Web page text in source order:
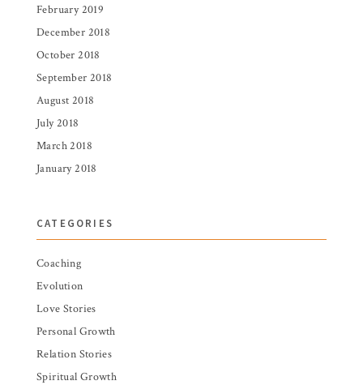
February 2019
December 2018
October 2018
September 2018
August 2018
July 2018
March 2018
January 2018
CATEGORIES
Coaching
Evolution
Love Stories
Personal Growth
Relation Stories
Spiritual Growth